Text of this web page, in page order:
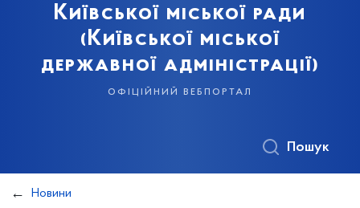
Київської міської ради
(Київської міської
державної адміністрації)
офіційний вебпортал
Пошук
Новини